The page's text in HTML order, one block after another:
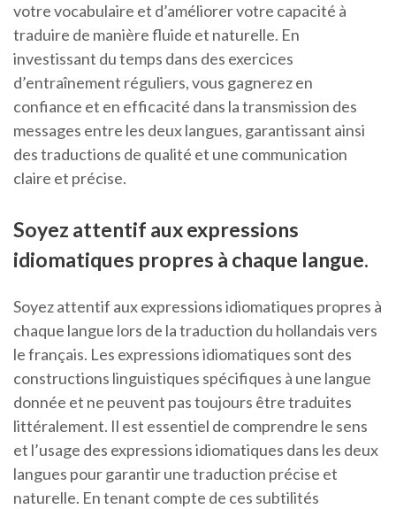
votre vocabulaire et d’améliorer votre capacité à
traduire de manière fluide et naturelle. En
investissant du temps dans des exercices
d’entraînement réguliers, vous gagnerez en
confiance et en efficacité dans la transmission des
messages entre les deux langues, garantissant ainsi
des traductions de qualité et une communication
claire et précise.
Soyez attentif aux expressions
idiomatiques propres à chaque langue.
Soyez attentif aux expressions idiomatiques propres à
chaque langue lors de la traduction du hollandais vers
le français. Les expressions idiomatiques sont des
constructions linguistiques spécifiques à une langue
donnée et ne peuvent pas toujours être traduites
littéralement. Il est essentiel de comprendre le sens
et l’usage des expressions idiomatiques dans les deux
langues pour garantir une traduction précise et
naturelle. En tenant compte de ces subtilités